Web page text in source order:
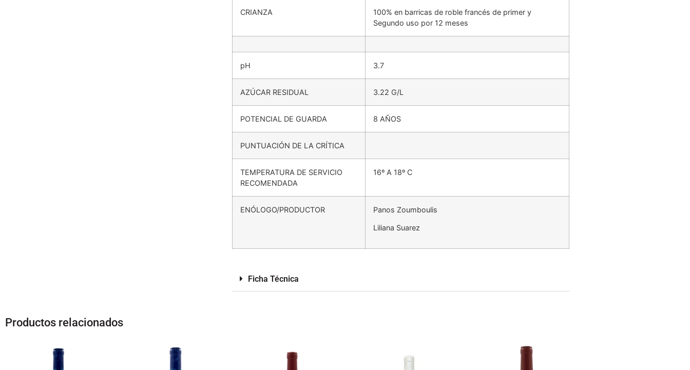
CRIANZA
100% en barricas de roble francés de primer y
Segundo uso por 12 meses
pH 3.7
AZÚCAR RESIDUAL 3.22 G/L
POTENCIAL DE GUARDA 8 AÑOS
PUNTUACIÓN DE LA CRÍTICA
TEMPERATURA DE SERVICIO
RECOMENDADA
16º A 18º C
ENÓLOGO/PRODUCTOR Panos Zoumboulis
Liliana Suarez
Ficha Técnica
Productos relacionados